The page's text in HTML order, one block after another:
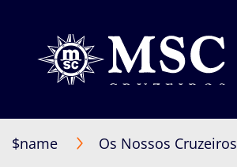
$name Os Nossos Cruzeiros